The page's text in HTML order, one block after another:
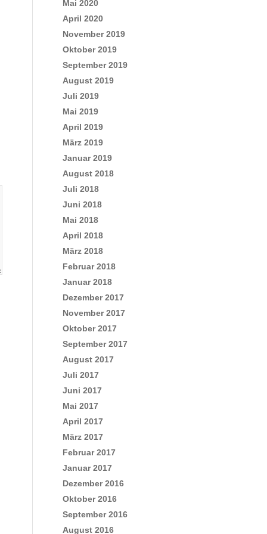
Mai 2020
April 2020
November 2019
Oktober 2019
September 2019
August 2019
Juli 2019
Mai 2019
April 2019
März 2019
Januar 2019
August 2018
Juli 2018
Juni 2018
Mai 2018
April 2018
März 2018
Februar 2018
Januar 2018
Dezember 2017
November 2017
Oktober 2017
September 2017
August 2017
Juli 2017
Juni 2017
Mai 2017
April 2017
März 2017
Februar 2017
Januar 2017
Dezember 2016
Oktober 2016
September 2016
August 2016